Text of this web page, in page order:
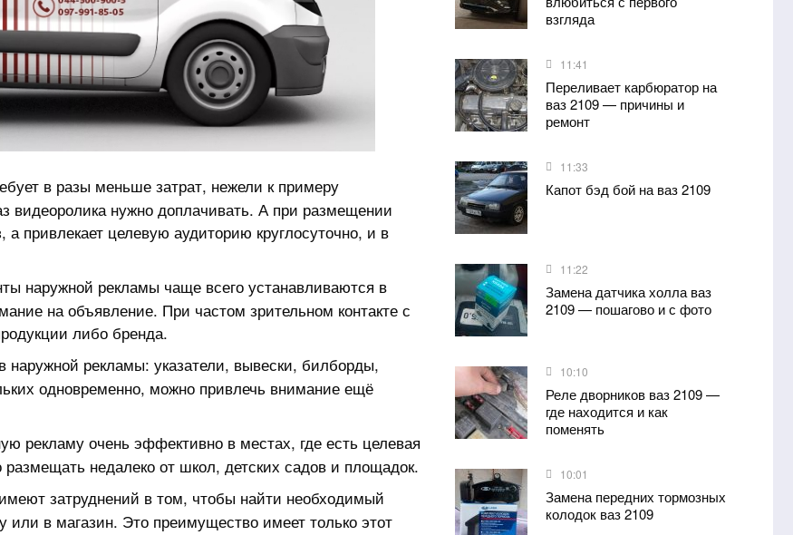
в разы меньше затрат, нежели к примеру
видеоролика нужно доплачивать. А при размещении
привлекает целевую аудиторию круглосуточно, и в
наружной рекламы чаще всего устанавливаются в
на объявление. При частом зрительном контакте с
либо бренда.
наружной рекламы: указатели, вывески, билборды,
одновременно, можно привлечь внимание ещё
рекламу очень эффективно в местах, где есть целевая
недалеко от школ, детских садов и площадок.
затруднений в том, чтобы найти необходимый
или в магазин. Это преимущество имеет только этот
взгляда
11:41
Переливает карбюратор на
ваз 2109 — причины и
ремонт
11:33
Капот бэд бой на ваз 2109
11:22
Замена датчика холла ваз
2109 — пошагово и с фото
10:10
Реле дворников ваз 2109 —
где находится и как
поменять
10:01
Замена передних тормозных
колодок ваз 2109